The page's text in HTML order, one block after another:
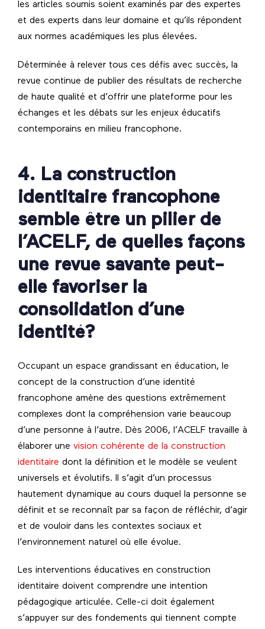
les articles soumis soient examinés par des expertes
et des experts dans leur domaine et qu’ils répondent
aux normes académiques les plus élevées.
Déterminée à relever tous ces défis avec succès, la
revue continue de publier des résultats de recherche
de haute qualité et d’offrir une plateforme pour les
échanges et les débats sur les enjeux éducatifs
contemporains en milieu francophone.
4. La construction
identitaire francophone
semble être un pilier de
l’ACELF, de quelles façons
une revue savante peut-
elle favoriser la
consolidation d’une
identité?
Occupant un espace grandissant en éducation, le
concept de la construction d’une identité
francophone amène des questions extrêmement
complexes dont la compréhension varie beaucoup
d’une personne à l’autre. Dès 2006, l’ACELF travaille à
élaborer une vision cohérente de la construction
identitaire dont la définition et le modèle se veulent
universels et évolutifs. Il s’agit d’un processus
hautement dynamique au cours duquel la personne se
définit et se reconnaît par sa façon de réfléchir, d’agir
et de vouloir dans les contextes sociaux et
l’environnement naturel où elle évolue.
Les interventions éducatives en construction
identitaire doivent comprendre une intention
pédagogique articulée. Celle-ci doit également
s’appuyer sur des fondements qui tiennent compte